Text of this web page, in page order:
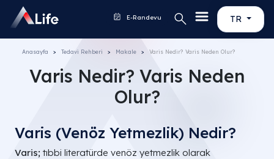
TR
E-Randevu
Anasayfa Tedavi Rehberi Makale Varis Nedir? Varis Neden Olur?
Varis Nedir? Varis Neden
Olur?
Varis (Venöz Yetmezlik) Nedir?
Varis; tıbbi literatürde venöz yetmezlik olarak